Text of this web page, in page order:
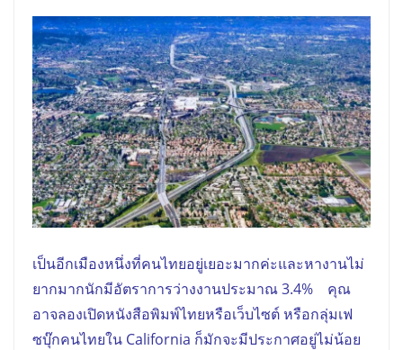
เป็นอีกเมืองหนึ่งที่คนไทยอยู่เยอะมากค่ะและหางานไม่
ยากมากนักมีอัตราการว่างงานประมาณ 3.4% คุณ
อาจลองเปิดหนังสือพิมพ์ไทยหรือเว็บไซต์ หรือกลุ่มเฟ
ซบุ๊กคนไทยใน California ก็มักจะมีประกาศอยู่ไม่น้อย